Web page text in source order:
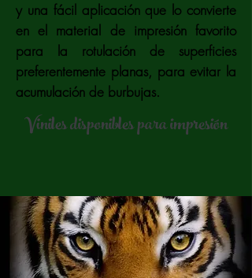
y una fácil aplicación que lo convierte
en el material de impresión favorito
para la rotulación de superficies
preferentemente planas, para evitar la
acumulación de burbujas.
Viniles disponibles para impresión